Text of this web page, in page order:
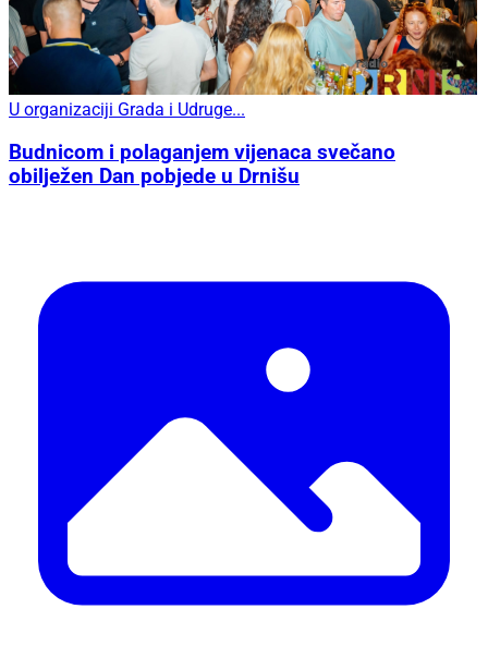
U organizaciji Grada i Udruge...
Budnicom i polaganjem vijenaca svečano
obilježen Dan pobjede u Drnišu